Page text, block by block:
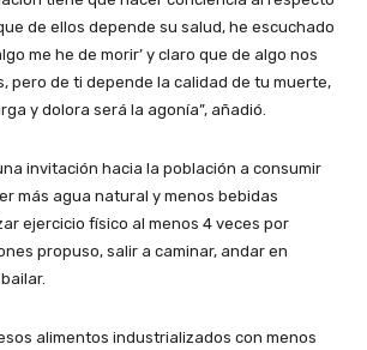
de ellos depende su salud, he escuchado
me he de morir’ y claro que de algo nos
pero de ti depende la calidad de tu muerte,
y dolora será la agonía”, añadió.
invitación hacia la población a consumir
más agua natural y menos bebidas
ejercicio físico al menos 4 veces por
propuso, salir a caminar, andar en
alimentos industrializados con menos